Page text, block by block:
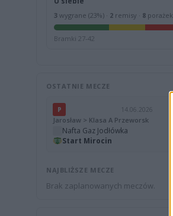
3 wygrane (23%) · 2 remisy · 8 porażek
Bramki 27-42
OSTATNIE MECZE
P 14.06.2026
Jarosław > Klasa A Przeworsk
Nafta Gaz Jodłówka
Start Mirocin
NAJBLIŻSZE MECZE
Brak zaplanowanych meczów.